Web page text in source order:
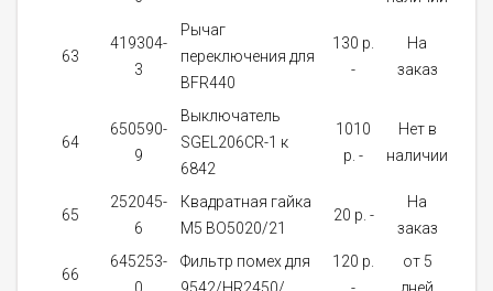
63
419304-
3
Рычаг
переключения для
BFR440
130 p.
-
На
заказ
64
650590-
9
Выключатель
SGEL206CR-1 к
6842
1010
p. -
Нет в
наличии
65
252045-
6
Квадратная гайка
M5 BO5020/21
20 p. -
На
заказ
66
645253-
Фильтр помех для
120 p.
от 5